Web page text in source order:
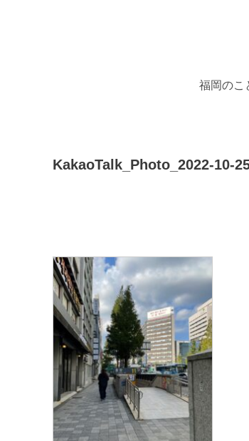
福岡のこ
KakaoTalk_Photo_2022-10-